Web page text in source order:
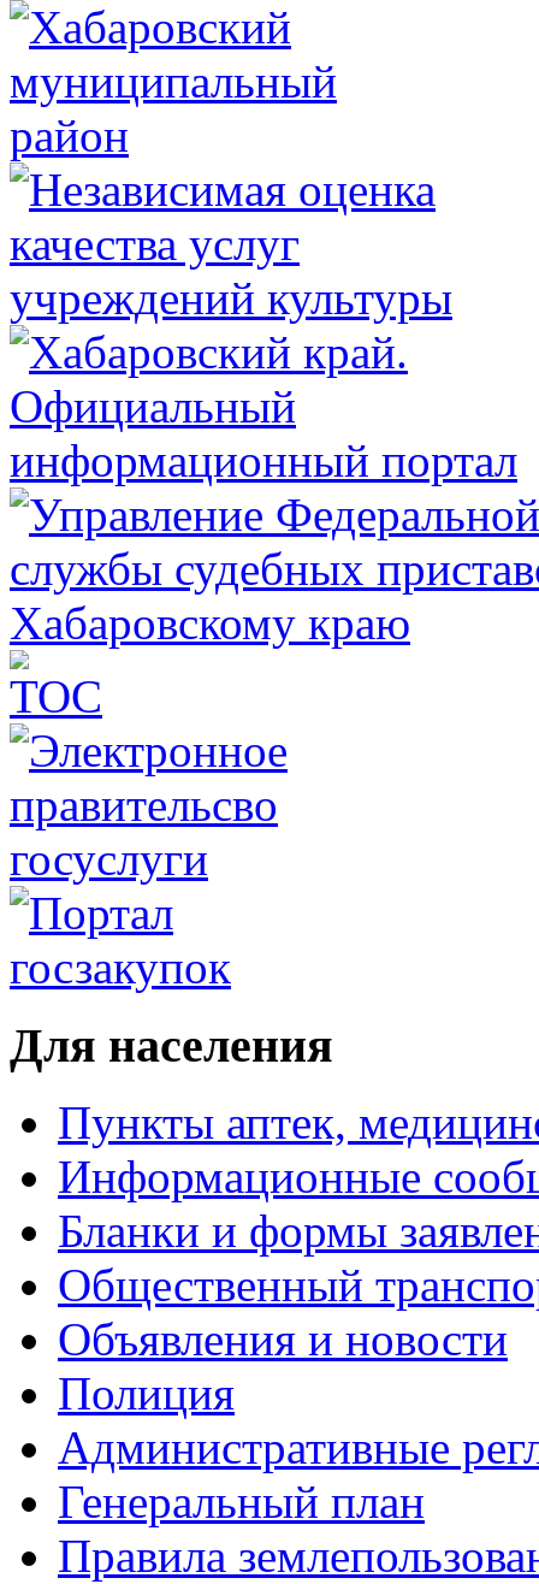
Для населения
Пункты аптек,
Информационные
Бланки и формы
Общественный
Объявления и новости
Полиция
Административные
Генеральный план
Правила